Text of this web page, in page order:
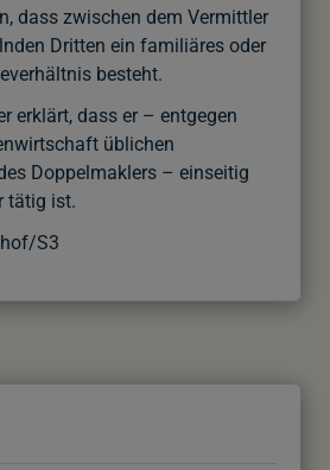
dass zwischen dem Vermittler
Dritten ein familiäres oder
besteht.
erklärt, dass er – entgegen
üblichen
Doppelmaklers – einseitig
tätig ist.
S3